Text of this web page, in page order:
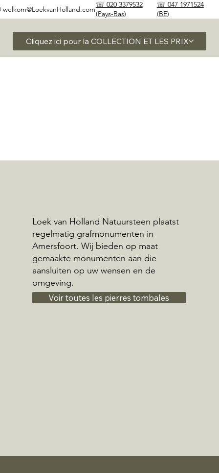
☏ 020 3379532
(Pays-Bas)
☏ 047 1971524
(BE)
welkom@LoekvanHolland.com
Cliquez ici pour la COLLECTION ET LES PRIX
Loek van Holland Natuursteen plaatst
regelmatig grafmonumenten in
Amersfoort. Wij bieden op maat
gemaakte monumenten aan die
aansluiten op uw wensen en de
omgeving.
Voir toutes les pierres tombales